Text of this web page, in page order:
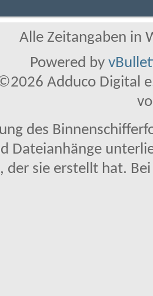
Alle Zeitangaben in
Powered by
Adduco Digital
des
Dateianhänge
der sie erstellt hat.